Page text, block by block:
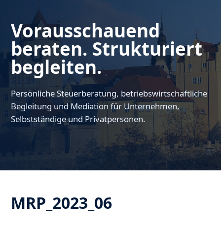
Vorausschauend
beraten. Strukturiert
begleiten.
Persönliche Steuerberatung, betriebswirtschaftliche
Begleitung und Mediation für Unternehmen,
Selbstständige und Privatpersonen.
MRP_2023_06